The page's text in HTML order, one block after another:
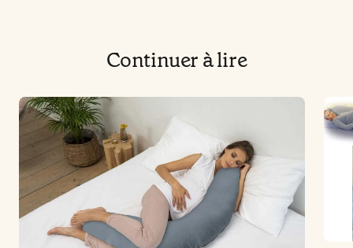
Continuer à lire